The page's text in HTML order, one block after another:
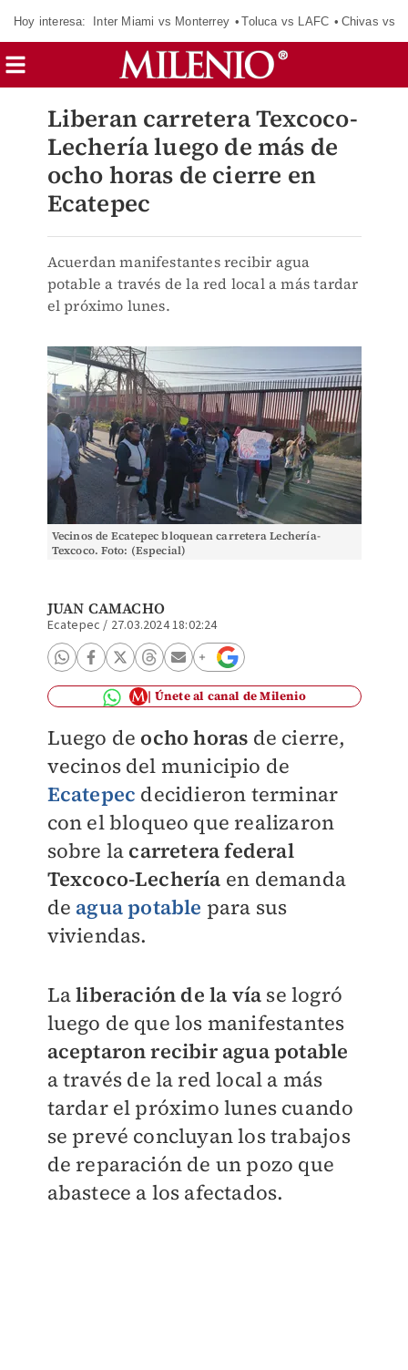
Hoy interesa: Inter Miami vs Monterrey Toluca vs LAFC Chivas vs
Liberan carretera Texcoco-
Lechería luego de más de
ocho horas de cierre en
Ecatepec
Acuerdan manifestantes recibir agua
potable a través de la red local a más tardar
el próximo lunes.
Vecinos de Ecatepec bloquean carretera Lechería-
Texcoco. Foto: (Especial)
JUAN CAMACHO
Ecatepec / 27.03.2024 18:02:24
Únete al canal de Milenio
Luego de ocho horas de cierre,
vecinos del municipio de
Ecatepec decidieron terminar
con el bloqueo que realizaron
sobre la carretera federal
Texcoco-Lechería en demanda
de agua potable para sus
viviendas.
Laliberación de la vía se logró
luego de que los manifestantes
aceptaron recibir agua potable
a través de la red local a más
tardar el próximo lunes cuando
se prevé concluyan los trabajos
de reparación de un pozo que
abastece a los afectados.